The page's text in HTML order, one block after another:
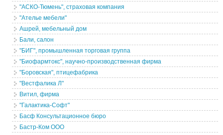
"АСКО-Тюмень", страховая компания
"Ателье мебели"
Ашрей, мебельный дом
Бали, салон
"БИГ", промышленная торговая группа
"Биофармтокс", научно-производственная фирма
"Боровская", птицефабрика
"Вестфалика Л"
Витил, фирма
"Галактика-Софт"
Басф Консультационное бюро
Бастр-Ком ООО